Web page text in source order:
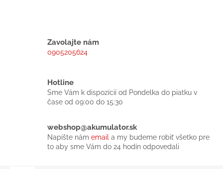
Zavolajte nám
0905205624
Hotline
Sme Vám k dispozícií od Pondelka do piatku v
čase od 09:00 do 15:30
webshop@akumulator.sk
Napíšte nám email a my budeme robiť všetko pre
to aby sme Vám do 24 hodín odpovedali